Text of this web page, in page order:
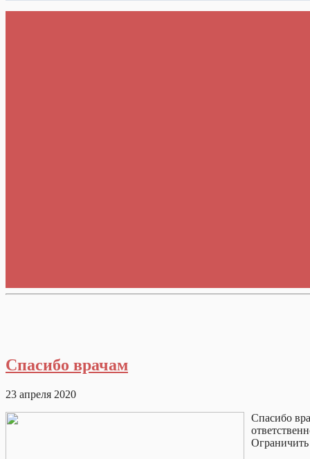
Спасибо врачам
23 апреля 2020
Спасибо